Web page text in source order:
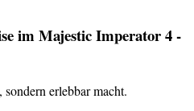
im Majestic Imperator 4 -
erlebbar macht.